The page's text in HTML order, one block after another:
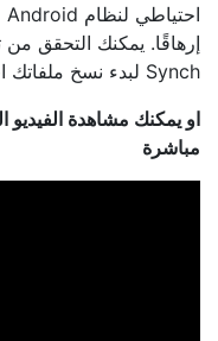
Synch لبدء نسخ ملفاتك احتياطيًا على جهاز الكمبيوتر بسهولة
مباشرة